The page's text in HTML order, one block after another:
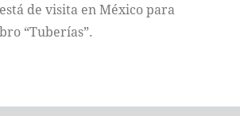
de visita en México para
“Tuberías”.